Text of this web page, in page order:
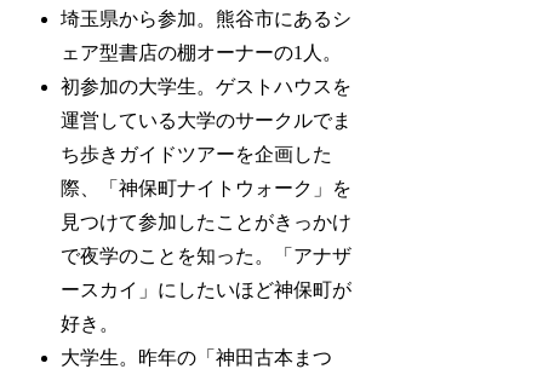
埼玉県から参加。熊谷市にあるシ
ェア型書店の棚オーナーの1人。
初参加の大学生。ゲストハウスを
運営している大学のサークルでま
ち歩きガイドツアーを企画した
際、「神保町ナイトウォーク」を
見つけて参加したことがきっかけ
で夜学のことを知った。「アナザ
ースカイ」にしたいほど神保町が
好き。
大学生。昨年の「神田古本まつ